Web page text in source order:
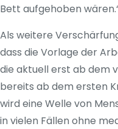
Bett aufgehoben
Als weitere
dass die Vorlage der
die aktuell erst ab dem
bereits ab dem ersten
wird eine Welle von
in vielen Fällen ohne